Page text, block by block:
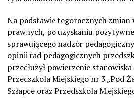
Na podstawie tegorocznych zmian
prawnych, po uzyskaniu
sprawującego nadzór
opinii rad pedagogicznych
przedłużył powierzenie
Przedszkola Miejskiego nr 3 „Pod
Szłapce oraz Przedszkola